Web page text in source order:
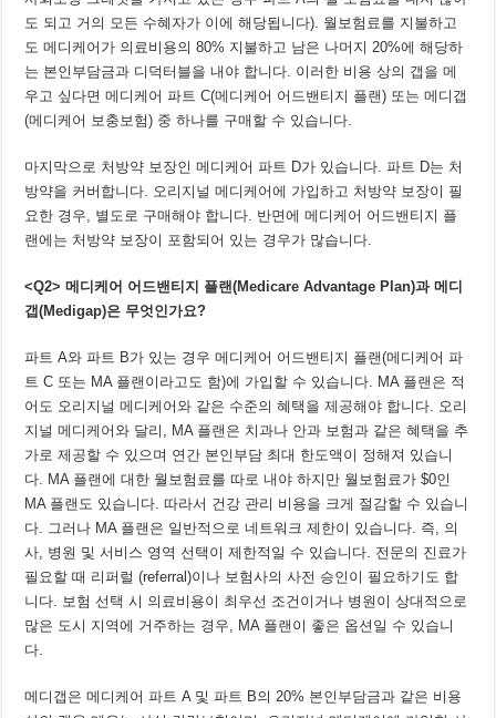
도 되고 거의 모든 수혜자가 이에 해당됩니다). 월보험료를 지불하고
도 메디케어가 의료비용의 80% 지불하고 남은 나머지 20%에 해당하
는 본인부담금과 디덕터블을 내야 합니다. 이러한 비용 상의 갭을 메
우고 싶다면 메디케어 파트 C(메디케어 어드밴티지 플랜) 또는 메디갭
(메디케어 보충보험) 중 하나를 구매할 수 있습니다.
마지막으로 처방약 보장인 메디케어 파트 D가 있습니다. 파트 D는 처
방약을 커버합니다. 오리지널 메디케어에 가입하고 처방약 보장이 필
요한 경우, 별도로 구매해야 합니다. 반면에 메디케어 어드밴티지 플
랜에는 처방약 보장이 포함되어 있는 경우가 많습니다.
<Q2>메디케어 어드밴티지 플랜(Medicare Advantage Plan)과 메디
갭(Medigap)은 무엇인가요?
파트 A와 파트 B가 있는 경우 메디케어 어드밴티지 플랜(메디케어 파
트 C 또는 MA 플랜이라고도 함)에 가입할 수 있습니다. MA 플랜은 적
어도 오리지널 메디케어와 같은 수준의 혜택을 제공해야 합니다. 오리
지널 메디케어와 달리, MA 플랜은 치과나 안과 보험과 같은 혜택을 추
가로 제공할 수 있으며 연간 본인부담 최대 한도액이 정해져 있습니
다. MA 플랜에 대한 월보험료를 따로 내야 하지만 월보험료가 $0인
MA 플랜도 있습니다. 따라서 건강 관리 비용을 크게 절감할 수 있습니
다. 그러나 MA 플랜은 일반적으로 네트워크 제한이 있습니다. 즉, 의
사, 병원 및 서비스 영역 선택이 제한적일 수 있습니다. 전문의 진료가
필요할 때 리퍼럴 (referral)이나 보험사의 사전 승인이 필요하기도 합
니다. 보험 선택 시 의료비용이 최우선 조건이거나 병원이 상대적으로
많은 도시 지역에 거주하는 경우, MA 플랜이 좋은 옵션일 수 있습니
다.
메디갭은 메디케어 파트 A 및 파트 B의 20% 본인부담금과 같은 비용